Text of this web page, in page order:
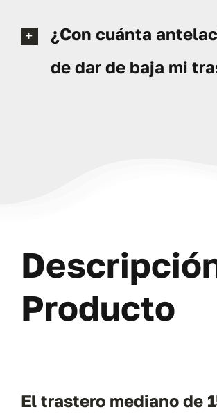
¿Con cuánta
de dar de baja mi
Producto
El trastero mediano de